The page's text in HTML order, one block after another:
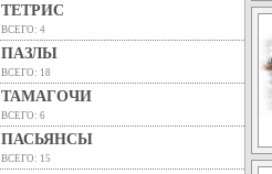
ТЕТРИС
ВСЕГО: 4
ПАЗЛЫ
ВСЕГО: 18
ТАМАГОЧИ
ВСЕГО: 6
ПАСЬЯНСЫ
ВСЕГО: 15